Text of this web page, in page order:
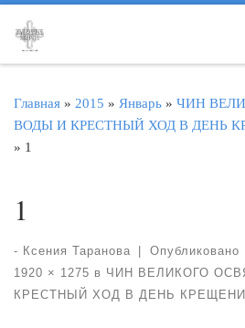
Перейти к содержимому
Главная » 2015 » Январь » ЧИН
ВОДЫ И КРЕСТНЫЙ ХОД В ДЕНЬ
» 1
1
- Ксения Таранова Опубликовано
1920 × 1275 в ЧИН ВЕЛИКОГО
КРЕСТНЫЙ ХОД В ДЕНЬ